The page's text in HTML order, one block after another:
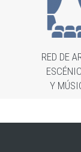
RED DE
Y